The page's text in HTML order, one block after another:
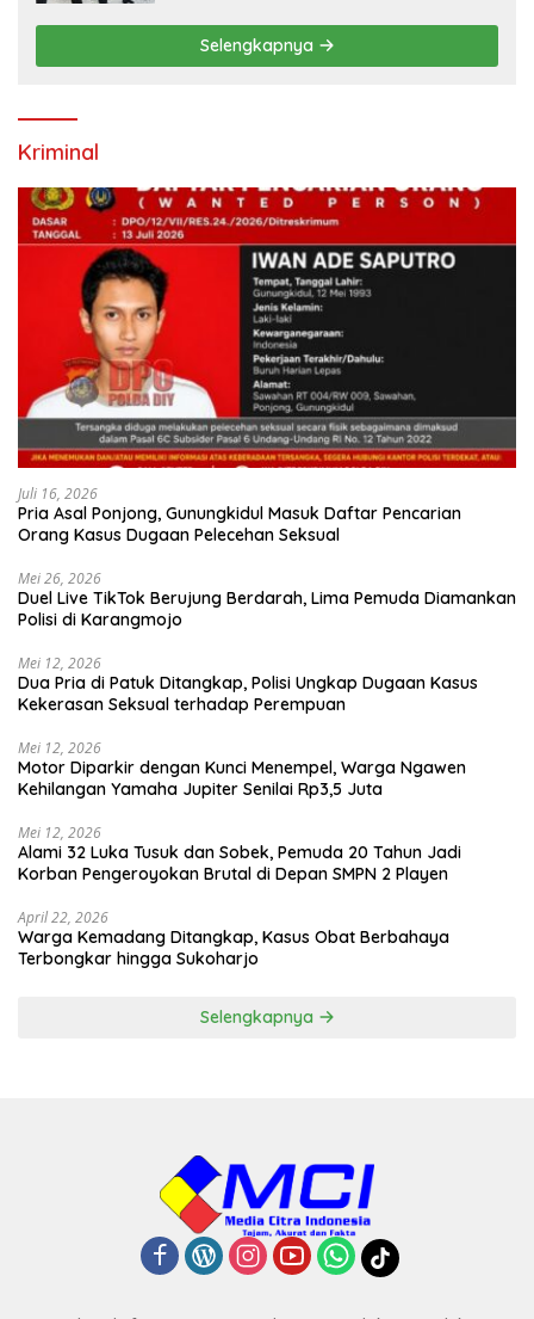
Selengkapnya
Kriminal
Juli 16, 2026
Pria Asal Ponjong, Gunungkidul Masuk Daftar Pencarian
Orang Kasus Dugaan Pelecehan Seksual
Mei 26, 2026
Duel Live TikTok Berujung Berdarah, Lima Pemuda Diamankan
Polisi di Karangmojo
Mei 12, 2026
Dua Pria di Patuk Ditangkap, Polisi Ungkap Dugaan Kasus
Kekerasan Seksual terhadap Perempuan
Mei 12, 2026
Motor Diparkir dengan Kunci Menempel, Warga Ngawen
Kehilangan Yamaha Jupiter Senilai Rp3,5 Juta
Mei 12, 2026
Alami 32 Luka Tusuk dan Sobek, Pemuda 20 Tahun Jadi
Korban Pengeroyokan Brutal di Depan SMPN 2 Playen
April 22, 2026
Warga Kemadang Ditangkap, Kasus Obat Berbahaya
Terbongkar hingga Sukoharjo
Selengkapnya